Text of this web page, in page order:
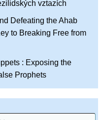
vztazích
Defeating the Ahab
to Breaking Free from
: Exposing the
Prophets